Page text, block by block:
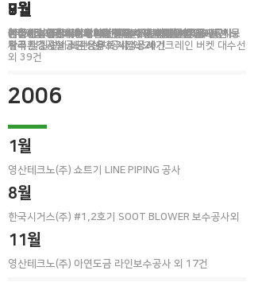
3월
인천환경공단 2호기 폐기물크레인 버켓 보수공사
7월
(주)코리아테크 전처리,전착,건조로배관 설치공사
(주)세림지엠티 KORAM 전처리, 전착 설치공사
광주환경시설공단 상무소각장 쓰레기크레인 버켓 대수선​
외 39건
8월
한라산업개발(주) 폐열보일러 수관교체 연간단가 공사
​한국환경공단 소각용융로 세정공사
9월
케이에스엔지니어링(주) 한국지역난방공사 대구지사 보
일러 탈질설비 배관 설치공사 외 20건
9월
(주)코리아테크 피막화성 LINE PIPING 공사 외 20건
3월
대우건설(주) 폐열보일러 WATER WALL TUBE 교체공
사
한국시거스(주) 쓰레기반입 검사대 설치공사
한불에너지관리(주) 자력선별기 교체공사 외 17건
영산테크노(주) 아연도금 라인보수공사 외 17건
11월
한국시거스(주) #1,2호기 SOOT BLOWER 보수공사외
8월
1월
2006
영산테크노(주) 쇼트기 LINE PIPING 공사